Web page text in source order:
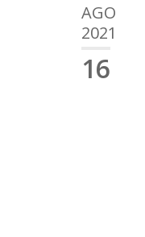
AGO
2021
16